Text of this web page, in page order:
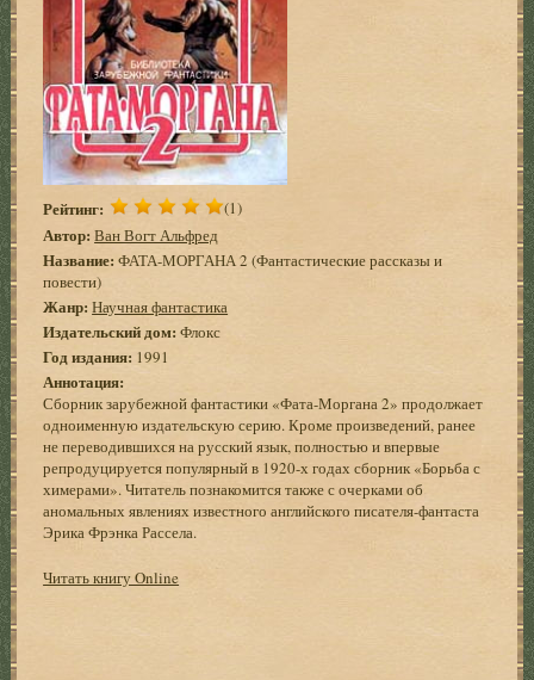
Рейтинг: (1)
Автор: Ван Вогт Альфред
Название: ФАТА-МОРГАНА 2 (Фантастические рассказы и
повести)
Жанр: Научная фантастика
Издательский дом: Флокс
Год издания: 1991
Аннотация:
Сборник зарубежной фантастики «Фата-Моргана 2» продолжает
одноименную издательскую серию. Кроме произведений, ранее
не переводившихся на русский язык, полностью и впервые
репродуцируется популярный в 1920-х годах сборник «Борьба с
химерами». Читатель познакомится также с очерками об
аномальных явлениях известного английского писателя-фантаста
Эрика Фрэнка Рассела.
Читать книгу Online